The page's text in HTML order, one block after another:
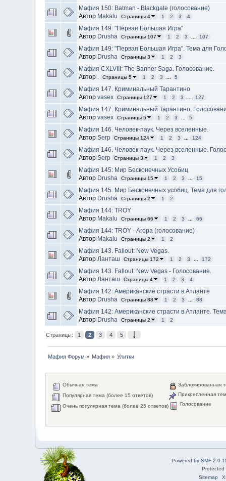
Мафия 150: Batman - Blackgate (голосование)
Автор Makalu Страницы 4 1 2 3 4
Мафия 149: "Первая Большая Игра"
Автор Drusha Страницы 107 1 2 3 107
Мафия 149: "Первая Большая Игра". Тема для
Автор Drusha Страницы 3 1 2 3
Мафия CXLVIII: The Banner Saga. Голосование.
Автор
Страницы 5 1 2 3 5
Мафия 147. Криминальный Тарантино
Автор vasex Страницы 127 1 2 3 127
Мафия 147. Криминальный Тарантино.
Автор vasex Страницы 5 1 2 3 5
Мафия 146. Человек-паук. Через вселенные.
Автор Serp Страницы 124 1 2 3 124
Мафия 146. Человек-паук. Через вселенные.
Автор Serp Страницы 3 1 2 3
Мафия 145: Мир Бесконечных Усобиц
Автор Drusha Страницы 15 1 2 3 15
Мафия 145. Мир Бесконечных усобиц. Тема для
Автор Drusha Страницы 2 1 2
Мафия 144: TROY
Автор Makalu Страницы 66 1 2 3 66
Мафия 144: TROY - Агора (голосование)
Автор Makalu Страницы 2 1 2
Мафия 143. Fallout: New Vegas.
Автор Ланташ Страницы 172 1 2 3 172
Мафия 143. Fallout: New Vegas - Голосование.
Автор Ланташ Страницы 4 1 2 3 4
Мафия 142: Американские страсти в Атланте
Автор Drusha Страницы 88 1 2 3 88
Мафия 142: Американские страсти в Атланте.
Автор Drusha Страницы 2 1 2
Страницы: 1 2 3 4 5
Мафия Форум » Мафия » Улитки
Обычная тема
Популярная тема (более 15 ответов)
Очень популярная тема (более 25 ответов)
Заблокированная
Прикрепленная
Голосование
Powered by SMF
Sitemap